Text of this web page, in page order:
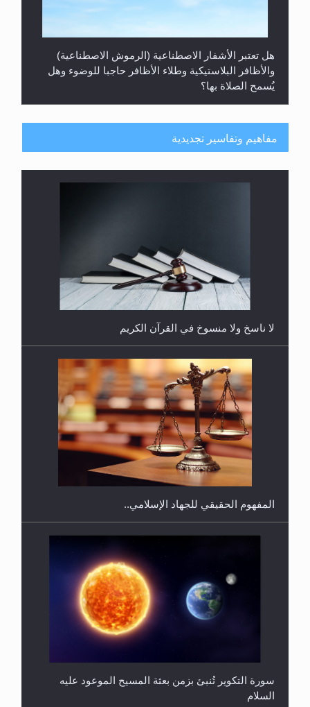
هل تعتبر الأشفار الاصطناعية (الرموش الاصطناعية)
والأظافر البلاستيكية وطلاء الأظافر حاجبا للوضوء وهل
يُسمح الصلاة بها؟
هل يُحسب حول الزكاة وفق السنة الميلادية أو الهجرية؟
هل يجوز فتح مشروع كوافير نسائي للمحجبات وغير
المحجبات؟
مفاهيم وتفاسير تجديدية
لا ناسخ ولا منسوخ في القرآن الكريم
المفهوم الحقيقي للجهاد الإسلامي..
سورة التكوير تُنبئ بزمن بعثة المسيح الموعود عليه
السلام